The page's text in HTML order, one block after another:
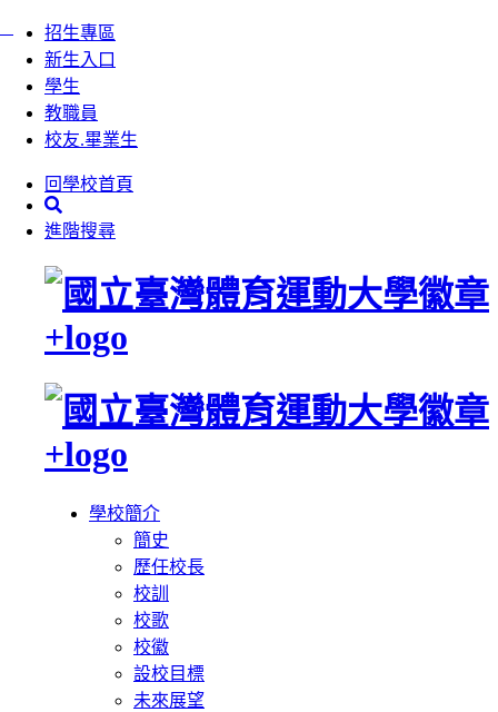
跳
招生專區
新生入口
學生
教職員
校友.畢業生
回學校首頁
進階搜尋
學校簡介
簡史
歷任校長
校訓
校歌
校徽
設校目標
未來展望